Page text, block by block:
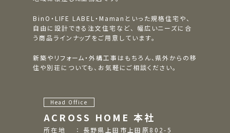
BinO・LIFE LABEL・Mamanといった規格住宅や、
自由に設計できる注文住宅など、
幅広いニーズに合
う商品ラインナップをご用意しています。
新築やリフォーム・外構工事はもちろん、県外からの移
住や別荘についても、お気軽にご相談ください。
Head Office
ACROSS HOME 本社
所在地 ： 長野県上田市上田原802-5